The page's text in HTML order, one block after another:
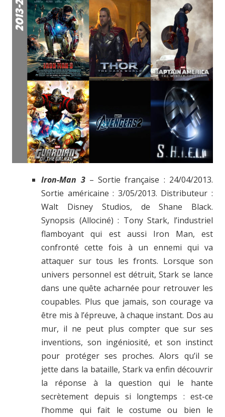
Iron-Man 3 – Sortie française : 24/04/2013.
Sortie américaine : 3/05/2013. Distributeur :
Walt Disney Studios, de Shane Black.
Synopsis (Allociné) : Tony Stark, l’industriel
flamboyant qui est aussi Iron Man, est
confronté cette fois à un ennemi qui va
attaquer sur tous les fronts. Lorsque son
univers personnel est détruit, Stark se lance
dans une quête acharnée pour retrouver les
coupables. Plus que jamais, son courage va
être mis à l’épreuve, à chaque instant. Dos au
mur, il ne peut plus compter que sur ses
inventions, son ingéniosité, et son instinct
pour protéger ses proches. Alors qu’il se
jette dans la bataille, Stark va enfin découvrir
la réponse à la question qui le hante
secrètement depuis si longtemps : est-ce
l’homme qui fait le costume ou bien le